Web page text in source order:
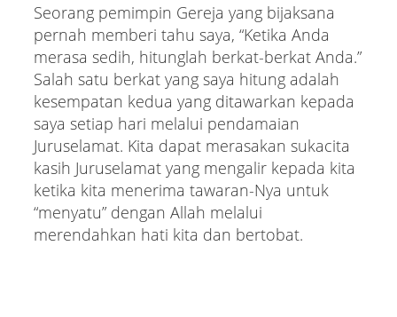
Seorang pemimpin Gereja yang bijaksana
pernah memberi tahu saya, “Ketika Anda
merasa sedih, hitunglah berkat-berkat Anda.”
Salah satu berkat yang saya hitung adalah
kesempatan kedua yang ditawarkan kepada
saya setiap hari melalui pendamaian
Juruselamat. Kita dapat merasakan sukacita
kasih Juruselamat yang mengalir kepada kita
ketika kita menerima tawaran-Nya untuk
“menyatu” dengan Allah melalui
merendahkan hati kita dan bertobat.